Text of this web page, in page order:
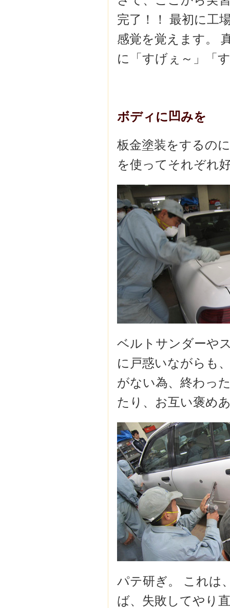
完了！！ 最初に工
感覚を覚えます。
に「すげぇ～」「
ボディに凹みを
板金塗装をするの
を使ってそれぞれ
ベルトサンダーや
に戸惑いながらも
がない為、終わっ
たり、お互い褒め
パテ研ぎ。 これは
ば、失敗してやり